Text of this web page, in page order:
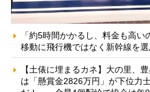
「約5時間かかるし、料金も高
移動に飛行機ではなく新幹線を
【土俵に埋まるカネ】大の里、
は「懸賞金2826万円」が下位力